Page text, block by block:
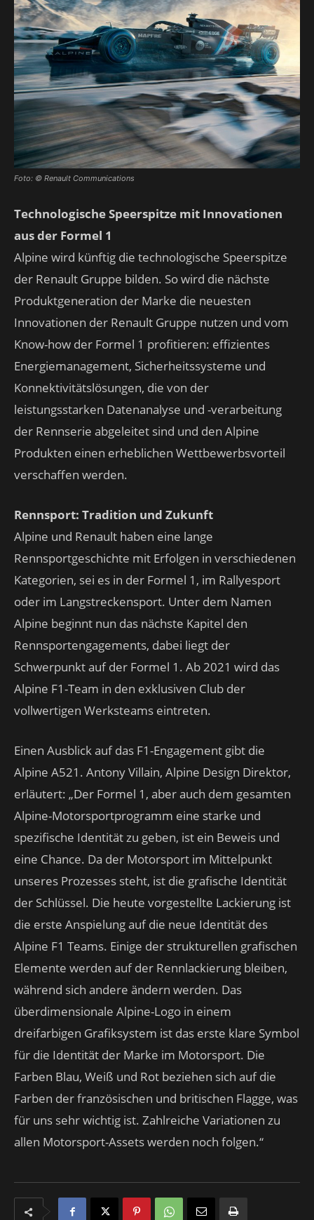
Foto: © Renault Communications
Technologische Speerspitze mit Innovationen
aus der Formel 1
Alpine wird künftig die technologische Speerspitze
der Renault Gruppe bilden. So wird die nächste
Produktgeneration der Marke die neuesten
Innovationen der Renault Gruppe nutzen und vom
Know-how der Formel 1 profitieren: effizientes
Energiemanagement, Sicherheitssysteme und
Konnektivitätslösungen, die von der
leistungsstarken Datenanalyse und -verarbeitung
der Rennserie abgeleitet sind und den Alpine
Produkten einen erheblichen Wettbewerbsvorteil
verschaffen werden.
Rennsport: Tradition und Zukunft
Alpine und Renault haben eine lange
Rennsportgeschichte mit Erfolgen in verschiedenen
Kategorien, sei es in der Formel 1, im Rallyesport
oder im Langstreckensport. Unter dem Namen
Alpine beginnt nun das nächste Kapitel den
Rennsportengagements, dabei liegt der
Schwerpunkt auf der Formel 1. Ab 2021 wird das
Alpine F1-Team in den exklusiven Club der
vollwertigen Werksteams eintreten.
Einen Ausblick auf das F1-Engagement gibt die
Alpine A521. Antony Villain, Alpine Design Direktor,
erläutert: „Der Formel 1, aber auch dem gesamten
Alpine-Motorsportprogramm eine starke und
spezifische Identität zu geben, ist ein Beweis und
eine Chance. Da der Motorsport im Mittelpunkt
unseres Prozesses steht, ist die grafische Identität
der Schlüssel. Die heute vorgestellte Lackierung ist
die erste Anspielung auf die neue Identität des
Alpine F1 Teams. Einige der strukturellen grafischen
Elemente werden auf der Rennlackierung bleiben,
während sich andere ändern werden. Das
überdimensionale Alpine-Logo in einem
dreifarbigen Grafiksystem ist das erste klare Symbol
für die Identität der Marke im Motorsport. Die
Farben Blau, Weiß und Rot beziehen sich auf die
Farben der französischen und britischen Flagge, was
für uns sehr wichtig ist. Zahlreiche Variationen zu
allen Motorsport-Assets werden noch folgen.“